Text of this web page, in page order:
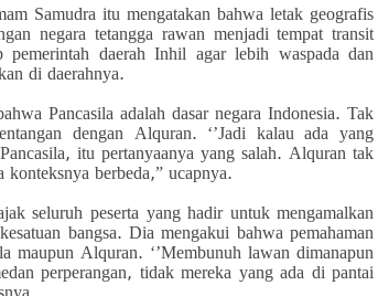
Samudra itu mengatakan bahwa letak geografis
negara tetangga rawan menjadi tempat transit
daerah Inhil agar lebih waspada dan
di daerahnya.
Pancasila adalah dasar negara Indonesia. Tak
dengan Alquran. ‘’Jadi kalau ada yang
itu pertanyaanya yang salah. Alquran tak
konteksnya berbeda,” ucapnya.
seluruh peserta yang hadir untuk mengamalkan
bangsa. Dia mengakui bahwa pemahaman
maupun Alquran. ‘’Membunuh lawan dimanapun
perperangan, tidak mereka yang ada di pantai